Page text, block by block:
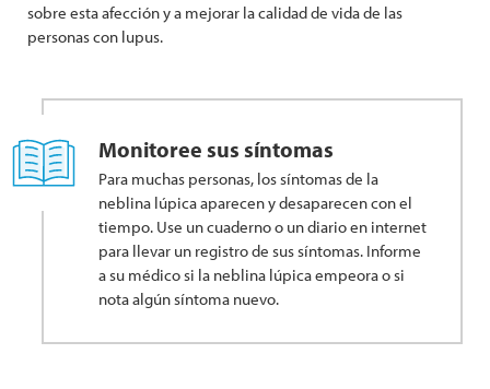
sobre esta afección y a mejorar la calidad de vida de las
personas con lupus.
Monitoree sus síntomas
Para muchas personas, los síntomas de la
neblina lúpica aparecen y desaparecen con el
tiempo. Use un cuaderno o un diario en internet
para llevar un registro de sus síntomas. Informe
a su médico si la neblina lúpica empeora o si
nota algún síntoma nuevo.